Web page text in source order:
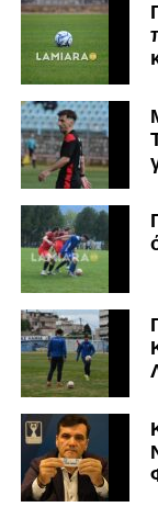
Ακολουθήστε το
υπόλοιπο
Facebook, στο
μαθαίνετε σε